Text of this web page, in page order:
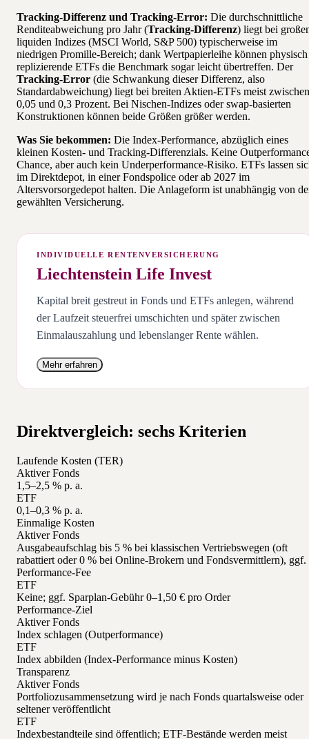
Tracking-Differenz und Tracking-Error: Die durchschnittliche
Renditeabweichung pro Jahr (Tracking-Differenz) liegt bei
liquiden Indizes (MSCI World, S&P 500) typischerweise im
niedrigen Promille-Bereich; dank Wertpapierleihe können physisch
replizierende ETFs die Benchmark sogar leicht übertreffen. Der
Tracking-Error (die Schwankung dieser Differenz, also
Standardabweichung) liegt bei breiten Aktien-ETFs meist zwischen
0,05 und 0,3 Prozent. Bei Nischen-Indizes oder swap-basierten
Konstruktionen können beide Größen größer werden.
Was Sie bekommen: Die Index-Performance, abzüglich eines
kleinen Kosten- und Tracking-Differenzials. Keine
Chance, aber auch kein Underperformance-Risiko. ETFs lassen
im Direktdepot, in einer Fondspolice oder ab 2027 im
Altersvorsorgedepot halten. Die Anlageform ist unabhängig von
gewählten Versicherung.
INDIVIDUELLE RENTENVERSICHERUNG
Liechtenstein Life Invest
Kapital breit gestreut in Fonds und ETFs anlegen, während
der Laufzeit steuerfrei umschichten und später zwischen
Einmalauszahlung und lebenslanger Rente wählen.
Mehr erfahren
Direktvergleich: sechs Kriterien
Laufende Kosten (TER)
Aktiver Fonds
1,5–2,5 % p. a.
ETF
0,1–0,3 % p. a.
Einmalige Kosten
Aktiver Fonds
Ausgabeaufschlag bis 5 % bei klassischen Vertriebswegen (oft
rabattiert oder 0 % bei Online-Brokern und Fondsvermittlern), ggf.
Performance-Fee
ETF
Keine; ggf. Sparplan-Gebühr 0–1,50 € pro Order
Performance-Ziel
Aktiver Fonds
Index schlagen (Outperformance)
ETF
Index abbilden (Index-Performance minus Kosten)
Transparenz
Aktiver Fonds
Portfoliozusammensetzung wird je nach Fonds quartalsweise oder
seltener veröffentlicht
ETF
Indexbestandteile sind öffentlich; ETF-Bestände werden meist